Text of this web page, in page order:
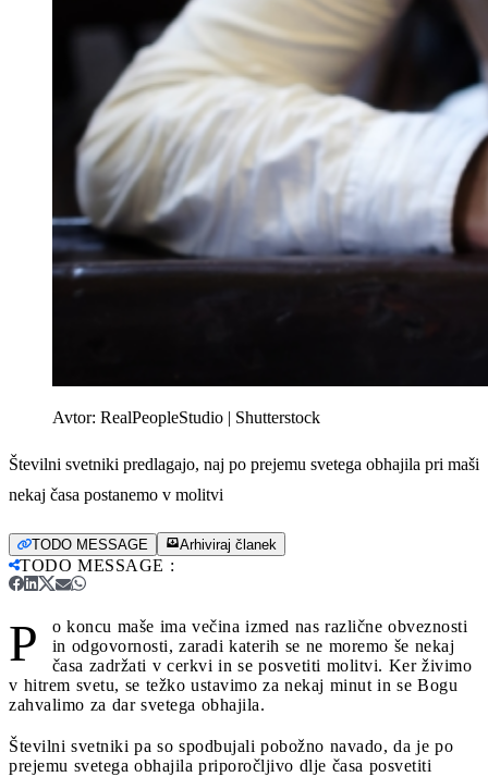
Avtor: RealPeopleStudio | Shutterstock
Številni svetniki predlagajo, naj po prejemu svetega obhajila pri maši
nekaj časa postanemo v molitvi
TODO MESSAGE Arhiviraj članek
TODO MESSAGE :
P
o koncu maše ima večina izmed nas različne obveznosti
in odgovornosti, zaradi katerih se ne moremo še nekaj
časa zadržati v cerkvi in se posvetiti molitvi. Ker živimo
v hitrem svetu, se težko ustavimo za nekaj minut in se Bogu
zahvalimo za dar svetega obhajila.
Številni svetniki pa so spodbujali pobožno navado, da je po
prejemu svetega obhajila priporočljivo dlje časa posvetiti